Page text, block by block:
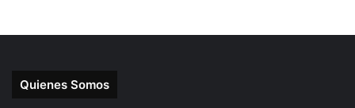
Quienes Somos